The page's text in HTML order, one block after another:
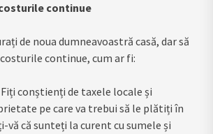
continue
de noua dumneavoastră casă, dar să
continue, cum ar fi:
conștienți de taxele locale și
pe care va trebui să le plătiți în
vă că sunteți la curent cu sumele și